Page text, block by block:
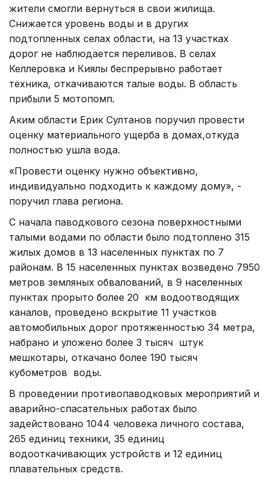
жители смогли вернуться в свои жилища.
Снижается уровень воды и в других
подтопленных селах области, на 13 участках
дорог не наблюдается переливов. В селах
Келлеровка и Киялы беспрерывно работает
техника, откачиваются талые воды. В область
прибыли 5 мотопомп.
Аким области Ерик Султанов поручил провести
оценку материального ущерба в домах,откуда
полностью ушла вода.
«Провести оценку нужно объективно,
индивидуально подходить к каждому дому», -
поручил глава региона.
С начала паводкового сезона поверхностными
талыми водами по области было подтоплено 315
жилых домов в 13 населенных пунктах по 7
районам. В 15 населенных пунктах возведено 7950
метров земляных обвалований, в 9 населенных
пунктах прорыто более 20 км водоотводящих
каналов, проведено вскрытие 11 участков
автомобильных дорог протяженностью 34 метра,
набрано и уложено более 3 тысяч штук
мешкотары, откачано более 190 тысяч
кубометров воды.
В проведении противопаводковых мероприятий и
аварийно-спасательных работах было
задействовано 1044 человека личного состава,
265 единиц техники, 35 единиц
водооткачивающих устройств и 12 единиц
плавательных средств.